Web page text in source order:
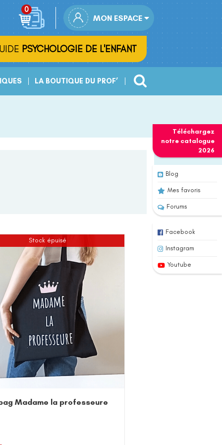
Téléchargez
notre catalogue
2026
Blog
Mes favoris
Forums
Facebook
Instagram
Youtube
MON ESPACE
PSYCHOLOGIE DE L'ENFANT
LA BOUTIQUE DU PROF’
Stock épuisé
Madame la professeure